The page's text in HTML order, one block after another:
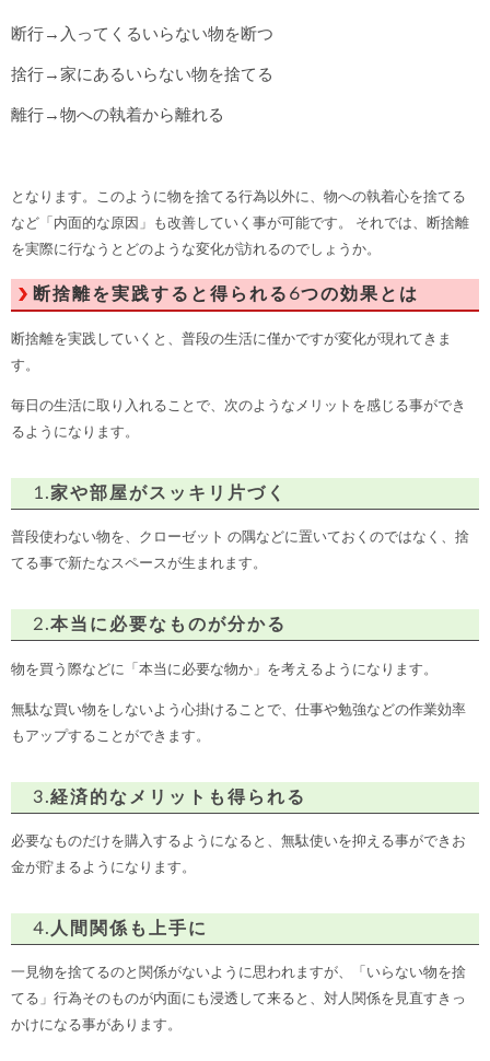
断行→入ってくるいらない物を断つ
捨行→家にあるいらない物を捨てる
離行→物への執着から離れる
となります。このように物を捨てる行為以外に、物への執着心を捨てる
など「内面的な原因」も改善していく事が可能です。 それでは、断捨離
を実際に行なうとどのような変化が訪れるのでしょうか。
断捨離を実践すると得られる6つの効果とは
断捨離を実践していくと、普段の生活に僅かですが変化が現れてきま
す。
毎日の生活に取り入れることで、次のようなメリットを感じる事ができ
るようになります。
1.家や部屋がスッキリ片づく
普段使わない物を、クローゼット の隅などに置いておくのではなく、捨
てる事で新たなスペースが生まれます。
2.本当に必要なものが分かる
物を買う際などに「本当に必要な物か」を考えるようになります。
無駄な買い物をしないよう心掛けることで、仕事や勉強などの作業効率
もアップすることができます。
3.経済的なメリットも得られる
必要なものだけを購入するようになると、無駄使いを抑える事ができお
金が貯まるようになります。
4.人間関係も上手に
一見物を捨てるのと関係がないように思われますが、「いらない物を捨
てる」行為そのものが内面にも浸透して来ると、対人関係を見直すきっ
かけになる事があります。